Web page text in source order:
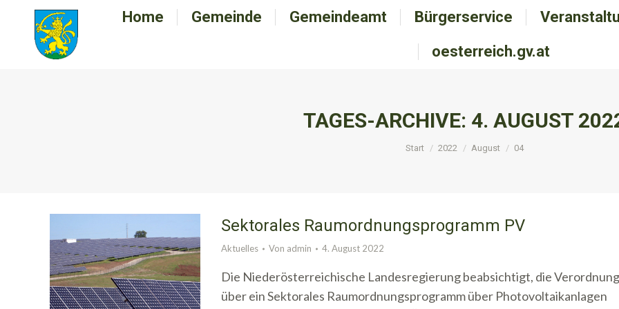
Home Gemeinde Gemeindeamt Bürgerservice
oesterreich.gv.at
TAGES-ARCHIVE: 4. AUGUST
Sie befinden sich hier:
Start 2022 August 04
Sektorales Raumordnungsprogramm PV
Aktuelles Von admin 4. August 2022
Die Niederösterreichische Landesregierung beabsichtigt, die Verordnung
über ein Sektorales Raumordnungsprogramm über Photovoltaikanlagen
Home Gemeinde Gemeindeamt Bürgerservice
oesterreich.gv.at